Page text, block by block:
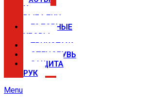
И
РЫБАЛКИ
ГОЛОВНЫЕ
УБОРЫ
ТРИКОТАЖ
СПЕЦОБУВЬ
ЗАЩИТА
РУК
Menu